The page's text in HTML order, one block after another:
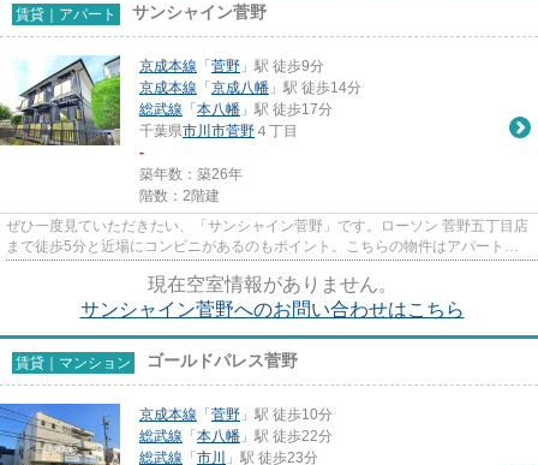
賃貸｜アパート サンシャイン菅野
京成本線 「 菅野 」駅 徒歩9分
京成本線 「 京成八幡 」駅 徒歩14分
総武線 「 本八幡 」駅 徒歩17分
千葉県市川市菅野 ４丁目
-
築年数：築26年
階数：2階建
ぜひ一度見ていただきたい、「サンシャイン菅野」です。ローソン 菅野五丁目店
まで徒歩5分と近場にコンビニがあるのもポイント。こちらの物件はアパートで
現在空室情報がありません。
サンシャイン菅野へのお問い合わせはこちら
賃貸｜マンション ゴールドパレス菅野
京成本線 「 菅野 」駅 徒歩10分
総武線 「 本八幡 」駅 徒歩22分
総武線 「 市川
」駅 徒歩23分